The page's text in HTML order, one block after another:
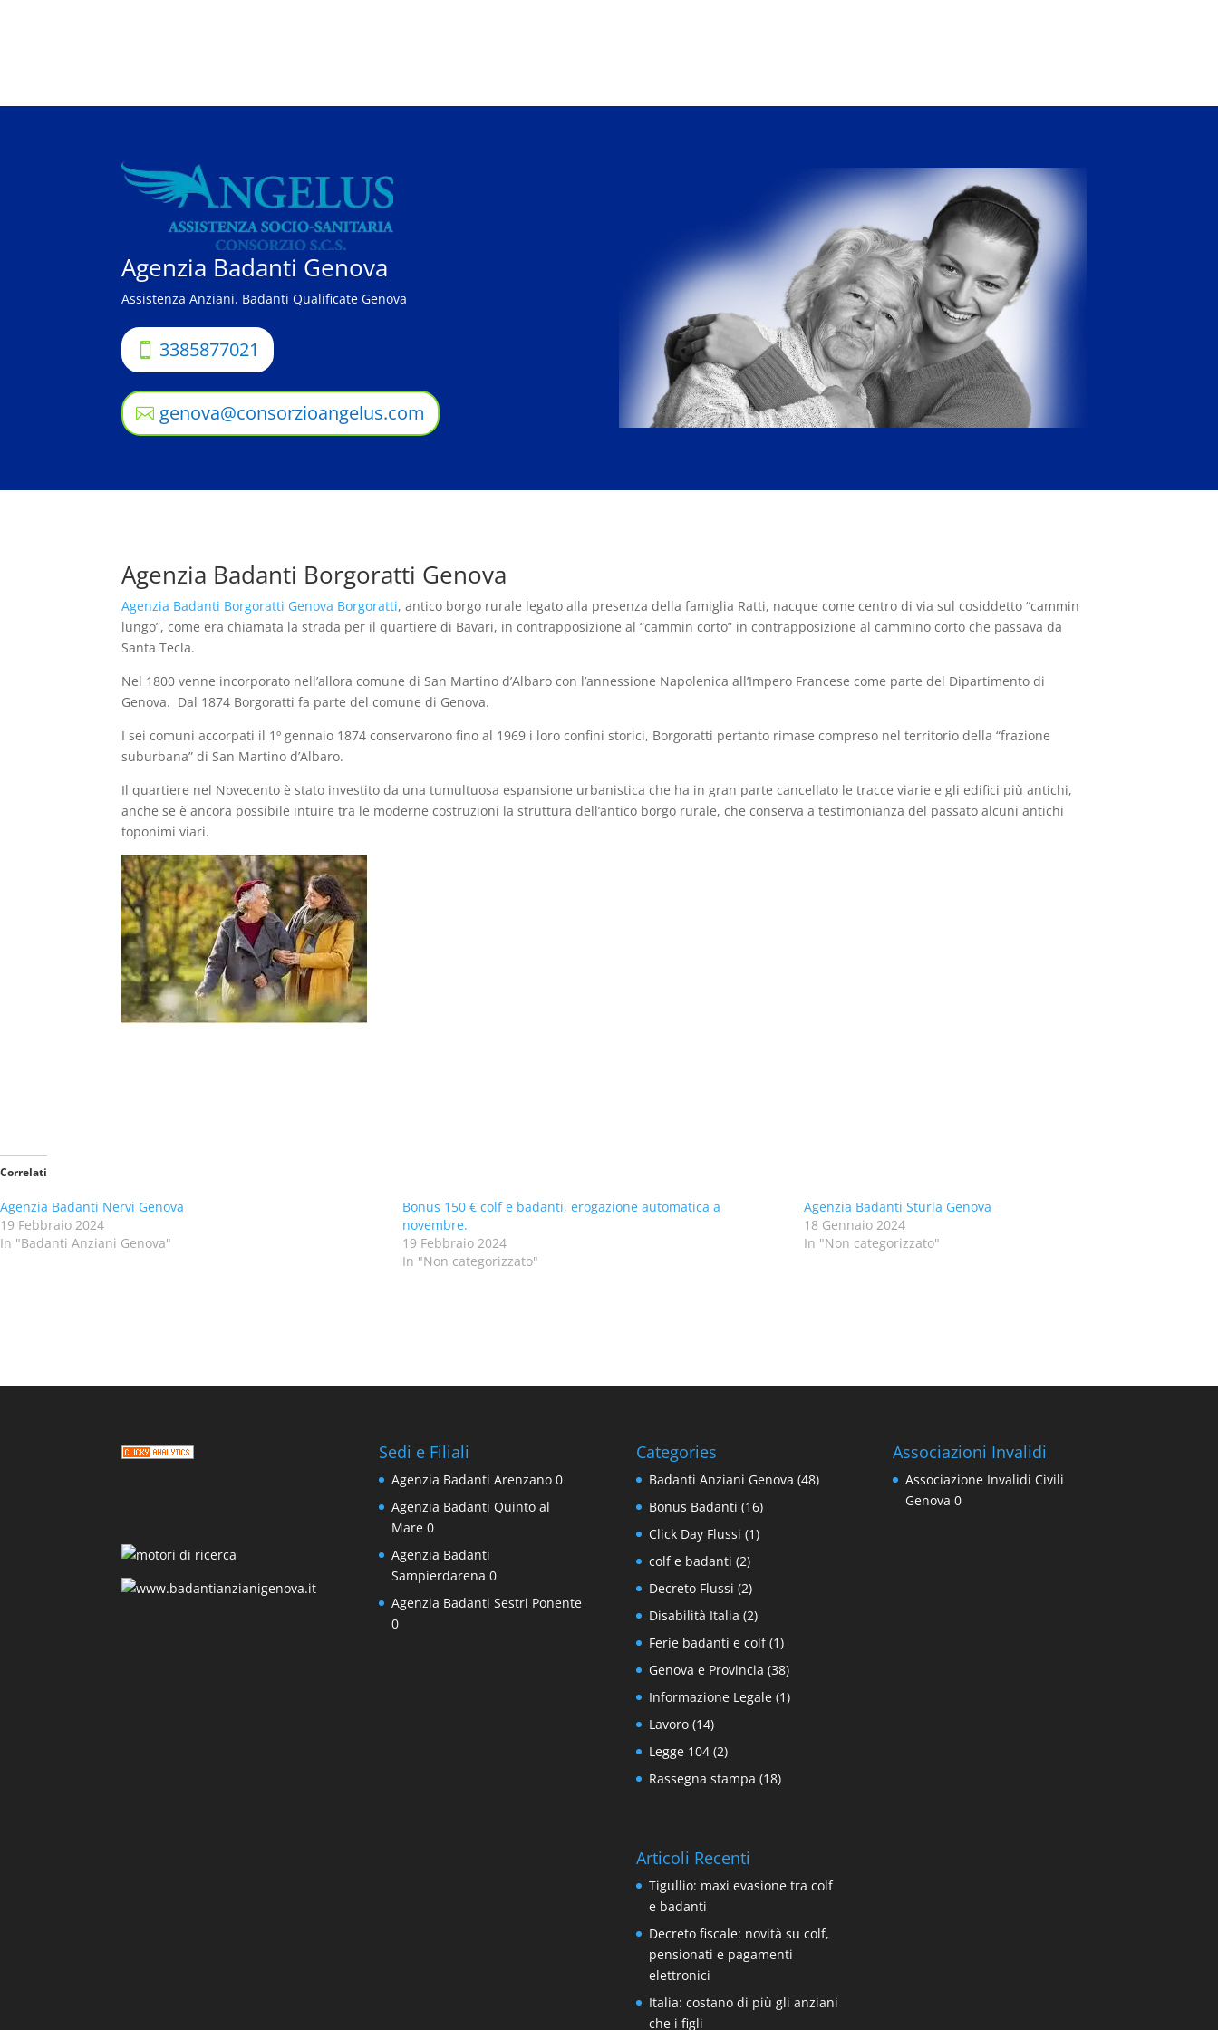
Agenzia Badanti Genova
Assistenza Anziani. Badanti Qualificate Genova
3385877021
genova@consorzioangelus.com
Agenzia Badanti Borgoratti Genova
Agenzia Badanti Borgoratti Genova Borgoratti, antico borgo rurale legato alla presenza della famiglia Ratti, nacque come centro di via sul cosiddetto “cammin
lungo”, come era chiamata la strada per il quartiere di Bavari, in contrapposizione al “cammin corto” in contrapposizione al cammino corto che passava da
Santa Tecla.
Nel 1800 venne incorporato nell’allora comune di San Martino d’Albaro con l’annessione Napolenica all’Impero Francese come parte del Dipartimento di
Genova. Dal 1874 Borgoratti fa parte del comune di Genova.
I sei comuni accorpati il 1º gennaio 1874 conservarono fino al 1969 i loro confini storici, Borgoratti pertanto rimase compreso nel territorio della “frazione
suburbana” di San Martino d’Albaro.
Il quartiere nel Novecento è stato investito da una tumultuosa espansione urbanistica che ha in gran parte cancellato le tracce viarie e gli edifici più antichi,
anche se è ancora possibile intuire tra le moderne costruzioni la struttura dell’antico borgo rurale, che conserva a testimonianza del passato alcuni antichi
toponimi viari.
Correlati
Agenzia Badanti Nervi Genova
19 Febbraio 2024
In "Badanti Anziani Genova"
Bonus 150 € colf e badanti, erogazione automatica a
novembre.
19 Febbraio 2024
In "Non categorizzato"
Agenzia Badanti Sturla Genova
18 Gennaio 2024
In "Non categorizzato"
Sedi e Filiali
Agenzia Badanti Arenzano0
Agenzia Badanti Quinto al
Mare0
Agenzia Badanti
Sampierdarena 0
Agenzia Badanti Sestri Ponente
0
Categories
Badanti Anziani Genova (48)
Bonus Badanti (16)
Click Day Flussi (1)
colf e badanti (2)
Decreto Flussi (2)
Disabilità Italia (2)
Ferie badanti e colf(1)
Genova e Provincia (38)
Informazione Legale(1)
Lavoro(14)
Legge 104(2)
Rassegna stampa (18)
Articoli Recenti
Tigullio: maxi evasione tra colf
e badanti
Decreto fiscale: novità su colf,
pensionati e pagamenti
elettronici
Italia: costano di più gli anziani
che i figli
Associazioni Invalidi
Associazione Invalidi Civili
Genova 0